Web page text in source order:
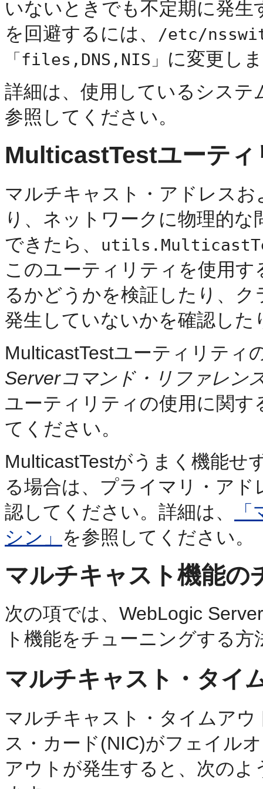
いないときでも不定期に発
を回避するには、
/etc/
「files,DNS,NIS」 に変更し
詳細は、使用しているシステ
参照してください。
MulticastTestユーティ
マルチキャスト・アドレス
り、ネットワークに物理的
できたら、
このユーティリティを使用
るかどうかを検証したり、
発生していないかを確認した
MulticastTestユーティリティ
Serverコマンド・リファレン
ユーティリティの使用に関す
てください。
MulticastTestがうまく機能せ
る場合は、プライマリ・ア
認してください。詳細は、
シン」 を参照してください。
マルチキャスト機能の
次の項では、WebLogic
ト機能をチューニングする
マルチキャスト・タイ
マルチキャスト・タイムア
ス・カード(NIC)がフェイル
アウトが発生すると、次の